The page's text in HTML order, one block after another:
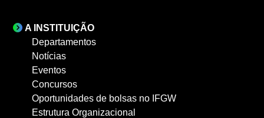
A INSTITUIÇÃO
Departamentos
Notícias
Eventos
Concursos
Oportunidades de bolsas no IFGW
Estrutura Organizacional